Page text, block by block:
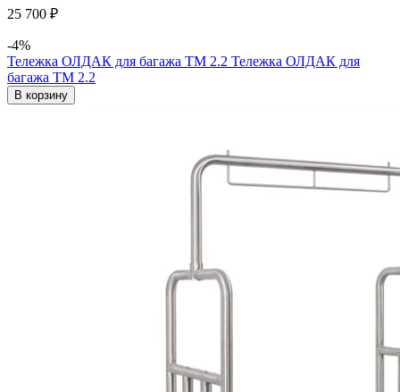
25 700 ₽
-4%
Тележка ОЛДАК для багажа ТМ 2.2 Тележка ОЛДАК для
багажа ТМ 2.2
В корзину